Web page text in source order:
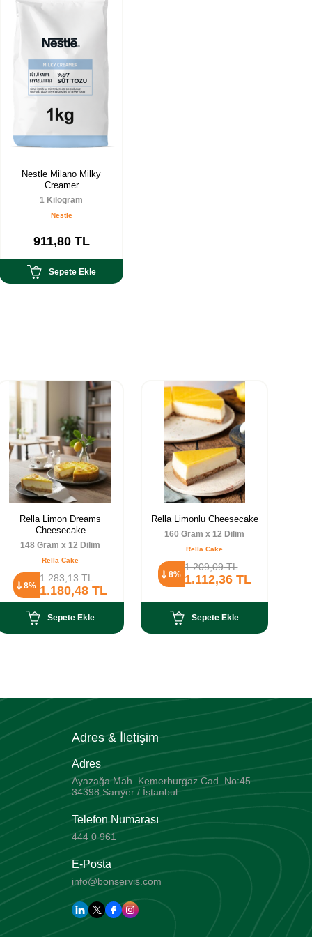
Nestle Milano Milky
Creamer
1 Kilogram
Nestle
911,80TL
Sepete Ekle
Rella Limon Dreams
Cheesecake
148 Gram x 12 Dilim
Rella Cake
8%
1.283,13TL
1.180,48 TL
Sepete Ekle
Rella Limonlu Cheesecake
160 Gram x 12 Dilim
Rella Cake
8%
1.209,09TL
1.112,36TL
Sepete Ekle
Adres & İletişim
Adres
Ayazağa Mah. Kemerburgaz Cad. No:45
34398 Sarıyer / İstanbul
Telefon Numarası
444 0 961
E-Posta
info@bonservis.com